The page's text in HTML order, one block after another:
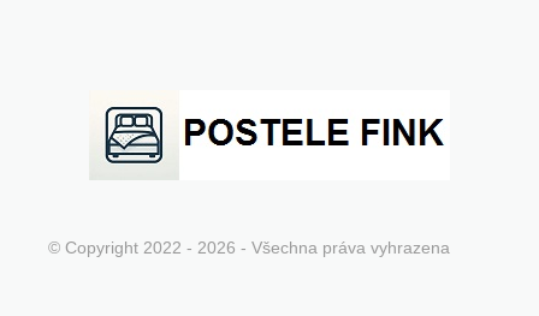
© Copyright 2022 - 2026 - Všechna práva vyhrazena